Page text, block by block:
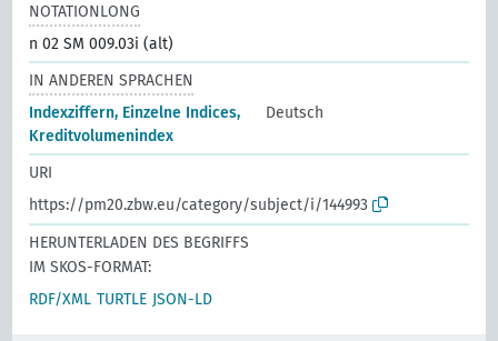
NOTATIONLONG
n 02 SM 009.03i (alt)
IN ANDEREN SPRACHEN
Indexziffern, Einzelne Indices,
Kreditvolumenindex
Deutsch
URI
https://pm20.zbw.eu/category/subject/i/144993
HERUNTERLADEN DES BEGRIFFS
IM SKOS-FORMAT:
RDF/XML TURTLE JSON-LD